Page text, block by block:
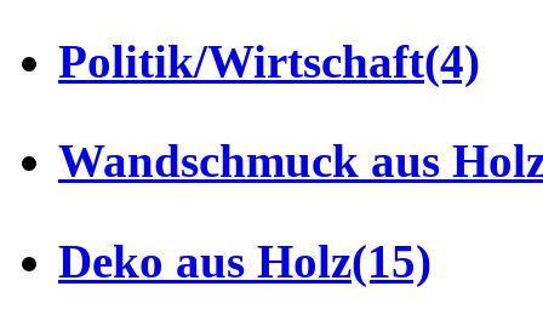
Politik/Wirtschaft(4)
Wandschmuck aus
Deko aus Holz(15)